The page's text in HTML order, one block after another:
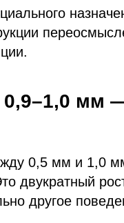
мм
0,5 мм и 1,0
двукратный
другое